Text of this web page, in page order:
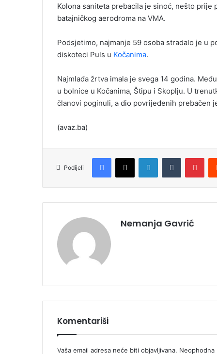
Kolona saniteta prebacila je sinoć, nešto
batajničkog aerodroma na VMA.
Podsjetimo, najmanje 59 osoba stradalo je u
diskoteci Puls u Kočanima.
Najmlađa žrtva imala je svega 14 godina.
u bolnice u Kočanima, Štipu i Skoplju. U
članovi poginuli, a dio povrijeđenih prebačen
(avaz.ba)
Podijeli
Nemanja Gavrić
Komentariši
Vaša email adresa neće biti objavljivana. Neophodna